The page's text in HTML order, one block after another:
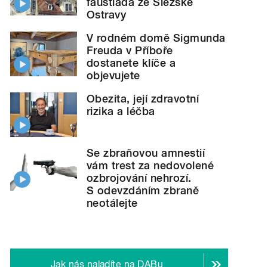
Ostravy
V rodném domě Sigmunda
Freuda v Příboře
dostanete klíče a
objevujete
Obezita, její zdravotní
rizika a léčba
Se zbraňovou amnestií
vám trest za nedovolené
ozbrojování nehrozí.
S odevzdáním zbraně
neotálejte
Jak nás naladíte na DABu